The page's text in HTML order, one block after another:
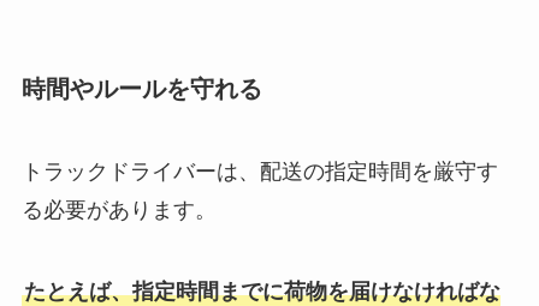
時間やルールを守れる
トラックドライバーは、配送の指定時間を厳守す
る必要があります。
たとえば、指定時間までに荷物を届けなければな